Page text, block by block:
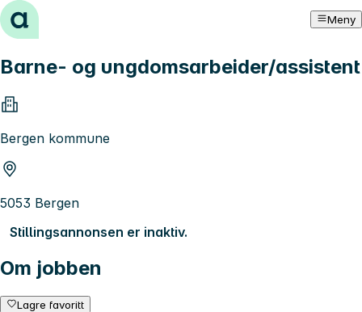
Hopp til innhold Meny
Barne- og ungdomsarbeider/assistent
Bergen kommune
5053 Bergen
Stillingsannonsen er inaktiv.
Om jobben
Lagre favoritt